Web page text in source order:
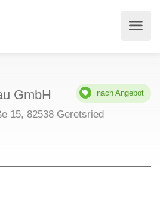
GmbH nach Angebot
15, 82538 Geretsried